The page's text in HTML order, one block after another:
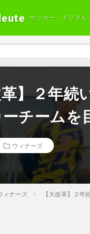
サッカー・ドリブル
】２年続
チームを
ウィナーズ
ィナーズ 【大改革】２